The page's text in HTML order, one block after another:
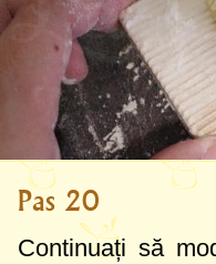
Pas 20
Continuați să